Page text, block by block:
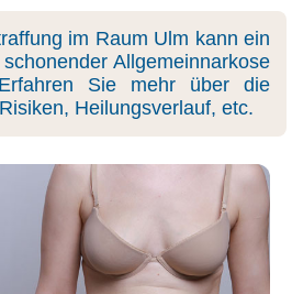
im Raum Ulm kann ein
Allgemeinnarkose
Sie mehr über die
Heilungsverlauf, etc.